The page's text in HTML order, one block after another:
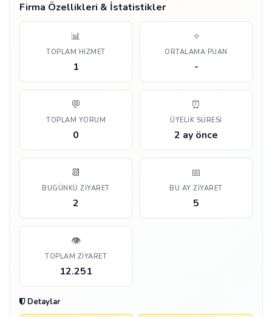
Firma Özellikleri & İstatistikler
📊
TOPLAM HIZMET
1
⭐
ORTALAMA PUAN
-
💬
TOPLAM YORUM
0
⏰
ÜYELIK SÜRESI
2 ay önce
📆
BUGÜNKÜ ZIYARET
2
📅
BU AY ZIYARET
5
👁️
TOPLAM ZIYARET
12.251
Detaylar